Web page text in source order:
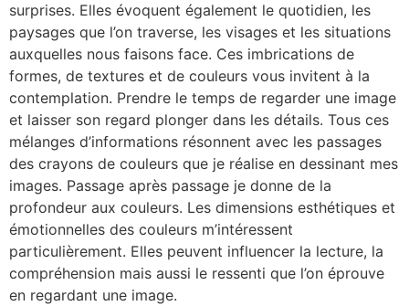
surprises. Elles évoquent également le quotidien, les
paysages que l’on traverse, les visages et les situations
auxquelles nous faisons face. Ces imbrications de
formes, de textures et de couleurs vous invitent à la
contemplation. Prendre le temps de regarder une image
et laisser son regard plonger dans les détails. Tous ces
mélanges d’informations résonnent avec les passages
des crayons de couleurs que je réalise en dessinant mes
images. Passage après passage je donne de la
profondeur aux couleurs. Les dimensions esthétiques et
émotionnelles des couleurs m’intéressent
particulièrement. Elles peuvent influencer la lecture, la
compréhension mais aussi le ressenti que l’on éprouve
en regardant une image.